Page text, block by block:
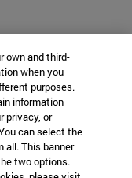
own and third-
when you
purposes.
information
privacy, or
can select the
all. This banner
two options.